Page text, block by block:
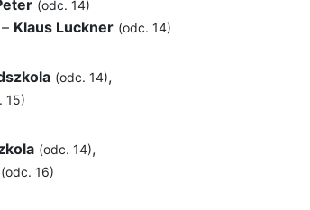
(odc. 14)
– Klaus Luckner (odc. 14)
(odc. 14),
15)
(odc. 14),
(odc. 16)